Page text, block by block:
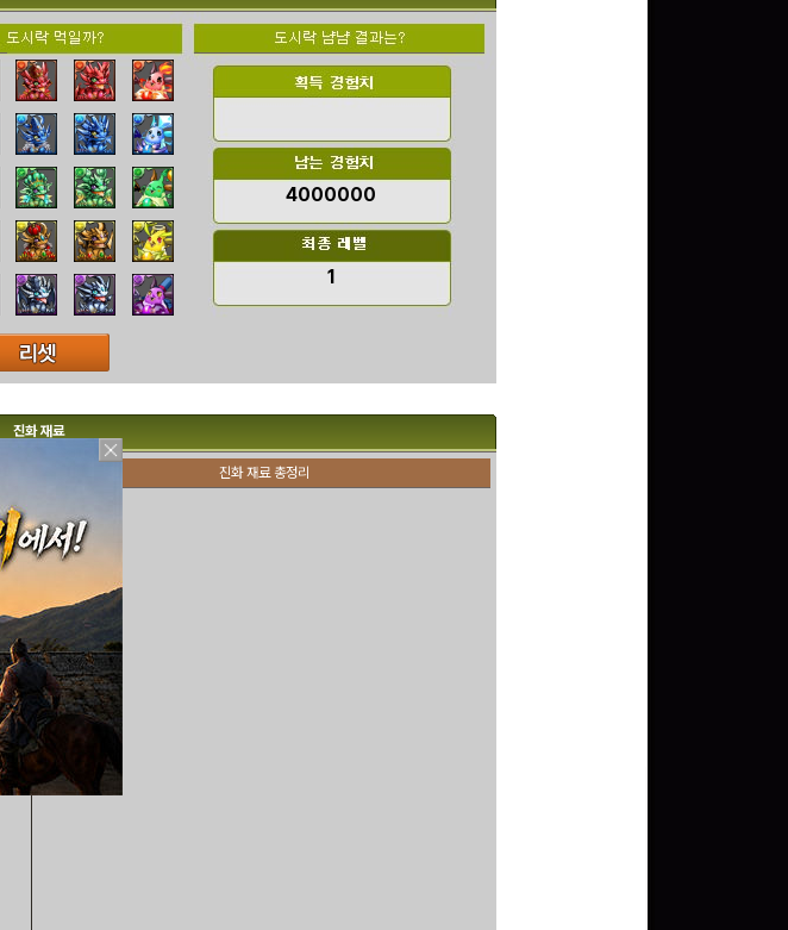
4000000
1
진화 재료
진화 재료 총정리